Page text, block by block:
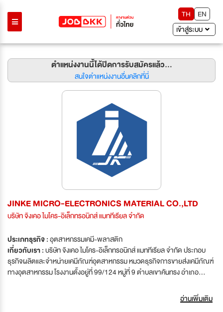
TH
EN
เข้าสู่ระบบ
ตำแหน่งงานนี้ได้ปิดการรับสมัครแล้ว...
สนใจตำแหน่งงานอื่นคลิกที่นี่
JINKE MICRO-ELECTRONICS MATERIAL CO.,LTD
บริษัท จิงเคอ ไมโคร-อิเล็กทรอนิกส์ แมททีเรียล จำกัด
ประเภทธุรกิจ :อุตสาหกรรมเคมี-พลาสติก
เกี่ยวกับเรา :บริษัท จิงเคอ ไมโคร-อิเล็กทรอนิกส์ แมททีเรียล จำกัด ประกอบ
ธุรกิจผลิตและจำหน่ายเคมีภัณฑ์อุตสาหกรรม หมวดธุรกิจการขายส่งเคมีภัณฑ์
ทางอุตสาหกรรม โรงงานตั้งอยู่ที่ 99/124 หมู่ที่ 9 ตำบลเขาคันทรง อำเภอ
อุตสาหกรรมไมโครอิเล็กทรอนิกส์และแผงวงจรไฟฟ้า (PCB) ครอบคลุม
กระบวนการผลิต โดยมุ่งเน้นคุณภาพสินค้า มาตรฐานการผลิต และการให้
อ่านเพิ่มเติม